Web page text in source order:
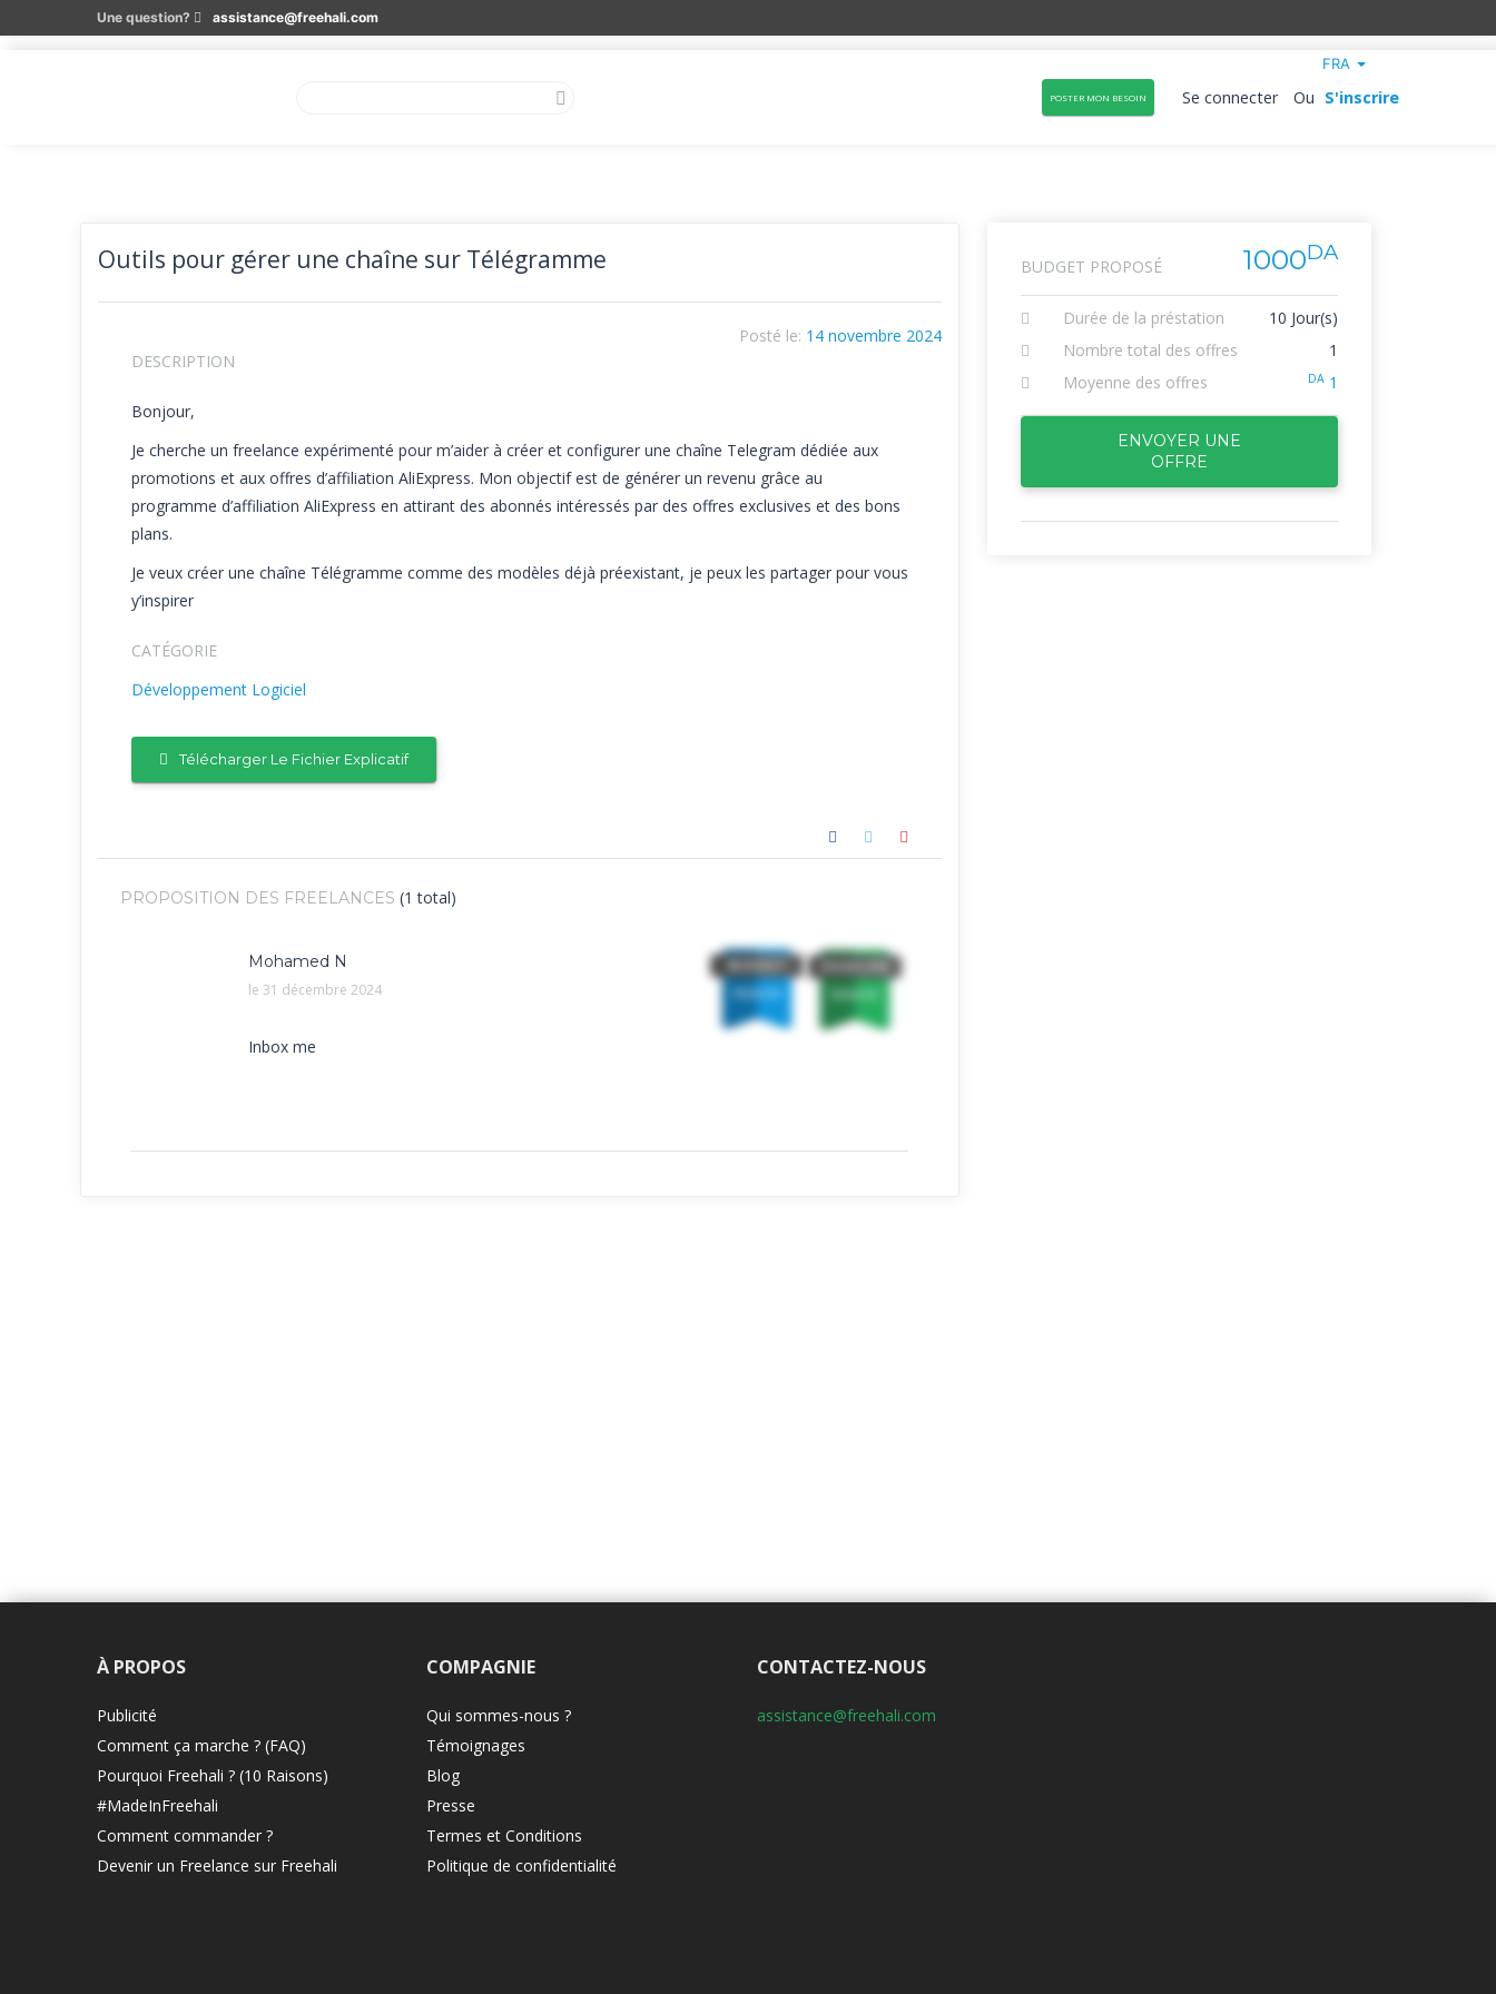
Une question? assistance@freehali.com
FRA
POSTER MON BESOIN Se connecter Ou S'inscrire
Outils pour gérer une chaîne sur Télégramme
Posté le: 14 novembre 2024
DESCRIPTION
Bonjour,
Je cherche un freelance expérimenté pour m’aider à créer et configurer une chaîne Telegram dédiée aux
promotions et aux offres d’affiliation AliExpress. Mon objectif est de générer un revenu grâce au
programme d’affiliation AliExpress en attirant des abonnés intéressés par des offres exclusives et des bons
plans.
Je veux créer une chaîne Télégramme comme des modèles déjà préexistant, je peux les partager pour vous
y’inspirer
CATÉGORIE
Développement Logiciel
Télécharger Le Fichier Explicatif
PROPOSITION DES FREELANCES(1 total)
BUDGET DEADLINE
Mohamed N
le 31 décembre 2024
Inbox me
1000DA
BUDGET PROPOSÉ
Durée de la préstation
10 Jour(s)
Nombre total des offres
1
Moyenne des offres
DA 1
ENVOYER UNE
OFFRE
À PROPOS
Publicité
Comment ça marche ? (FAQ)
Pourquoi Freehali ? (10 Raisons)
#MadeInFreehali
Comment commander ?
Devenir un Freelance sur Freehali
COMPAGNIE
Qui sommes-nous ?
Témoignages
Blog
Presse
Termes et Conditions
Politique de confidentialité
CONTACTEZ-NOUS
assistance@freehali.com